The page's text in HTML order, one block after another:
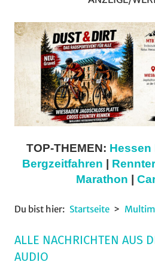
TOP-THEMEN: Hessen
Bergzeitfahren |
Marathon |
Du bist hier: Startseite
ALLE NACHRICHTEN AUS
AUDIO